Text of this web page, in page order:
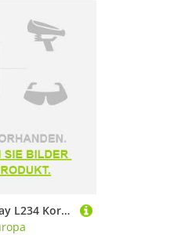
3x Förch INOX-Spray L234 Korrosionsschutz Schweißpunktversiegelung 500ml